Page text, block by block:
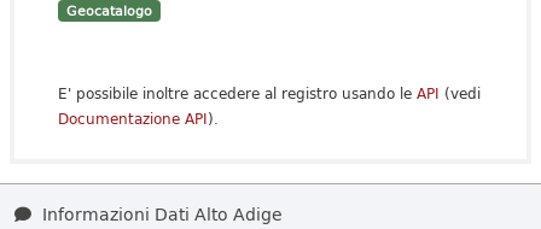
Geocatalogo
E' possibile inoltre accedere al registro usando le API (vedi
Documentazione API).
Informazioni Dati Alto Adige